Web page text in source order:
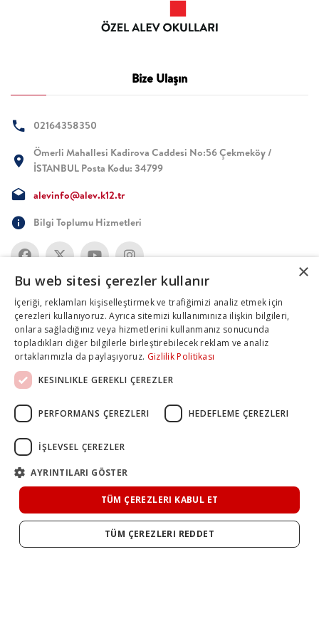
Bize Ulaşın
02164358350
Ömerli Mahallesi Kadirova Caddesi No:56 Çekmeköy /
İSTANBUL Posta Kodu: 34799
alevinfo@alev.k12.tr
Bilgi Toplumu Hizmetleri
×
Bu web sitesi çerezler kullanır
İçeriği, reklamları kişiselleştirmek ve trafiğimizi analiz etmek için
çerezleri kullanıyoruz. Ayrıca sitemizi kullanımınıza ilişkin bilgileri,
onlara sağladığınız veya hizmetlerini kullanmanız sonucunda
topladıkları diğer bilgilerle birleştirebilecek reklam ve analiz
ortaklarımızla da paylaşıyoruz. Gizlilik Politikası
KESINLIKLE GEREKLI ÇEREZLER
PERFORMANS ÇEREZLERI HEDEFLEME ÇEREZLERI
İŞLEVSEL ÇEREZLER
AYRINTILARI GÖSTER
TÜM ÇEREZLERI KABUL ET
TÜM ÇEREZLERI REDDET